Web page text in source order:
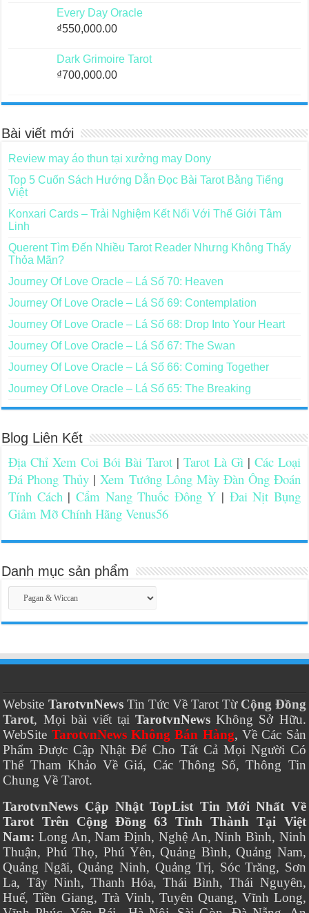
Every Day Oracle
₫550,000.00
Dark Grimoire Tarot
₫700,000.00
Bài viết mới
Review may áo thun tại xưởng may Dony
Top 5 Cuốn Sách Hướng Dẫn Đọc Bài Tarot Bằng Tiếng
Việt
Konxari Cards – Trải Nghiệm Kết Nối Với Thế Giới Tâm
Linh
Querent Tìm Đến Nhiều Tarot Reader Nhưng Không Thấy
Thỏa Mãn?
Journey Of Love Oracle – Lá Số 70: Heaven
Journey Of Love Oracle – Lá Số 69: Contemplation
Journey Of Love Oracle – Lá Số 68: Drop Into Your Heart
Journey Of Love Oracle – Lá Số 67: The Swan
Journey Of Love Oracle – Lá Số 66: Coming Together
Journey Of Love Oracle – Lá Số 65: The Breaking
Blog Liên Kết
Địa Chỉ Xem Coi Bói Bài Tarot | Tarot Là Gì| Các Loại
Đá Phong Thủy |Xem Tướng Lông Mày Đàn Ông Đoán
Tính Cách|Cẩm Nang Thuốc Đông Y | Đai Nịt Bụng
Giảm Mỡ Chính Hãng Venus56
Danh mục sản phẩm
Website TarotvnNewsTin Tức Về Tarot Từ Cộng Đồng
Tarot, Mọi bài viết tạiTarotvnNews Không Sở Hữu.
WebSite TarotvnNews Không Bán Hàng, Về Các Sản
Phẩm Được Cập Nhật Để Cho Tất Cả Mọi Người Có
Thể Tham Khảo Về Giá, Các Thông Số, Thông Tin
Chung Về Tarot.
TarotvnNews Cập Nhật TopList Tin Mới Nhất Về
Tarot Trên Cộng Đồng 63 Tỉnh Thành Tại Việt
Nam: Long An, Nam Định, Nghệ An, Ninh Bình, Ninh
Thuận, Phú Thọ, Phú Yên, Quảng Bình, Quảng Nam,
Quảng Ngãi, Quảng Ninh, Quảng Trị, Sóc Trăng, Sơn
La, Tây Ninh, Thanh Hóa, Thái Bình, Thái Nguyên,
Huế, Tiền Giang, Trà Vinh, Tuyên Quang, Vĩnh Long,